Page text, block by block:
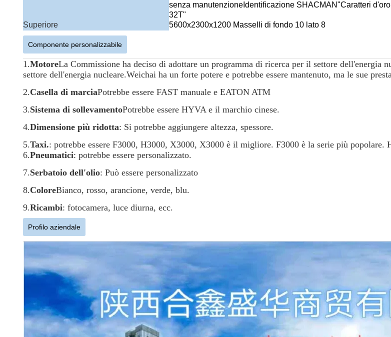
senza manutenzioneIdentificazione SHACMAN"Caratteri
32T"
Superiore
5600x2300x1200 Masselli di fondo 10 lato 8
Componente personalizzabile
1.MotoreLa Commissione ha deciso di adottare un programma di ricerca per il settore
settore dell'energia nucleare.Weichai ha un forte potere e potrebbe essere mantenuto, ma le sue
2.Casella di marciaPotrebbe essere FAST manuale e EATON ATM
3.Sistema di sollevamentoPotrebbe essere HYVA e il marchio cinese.
4.Dimensione più ridotta: Si potrebbe aggiungere altezza, spessore.
5.Taxi.: potrebbe essere F3000, H3000, X3000, X3000 è il migliore. F3000 è la serie più
6.Pneumatici: potrebbe essere personalizzato.
7.Serbatoio dell'olio: Può essere personalizzato
8.ColoreBianco, rosso, arancione, verde, blu.
9.Ricambi: fotocamera, luce diurna, ecc.
Profilo aziendale